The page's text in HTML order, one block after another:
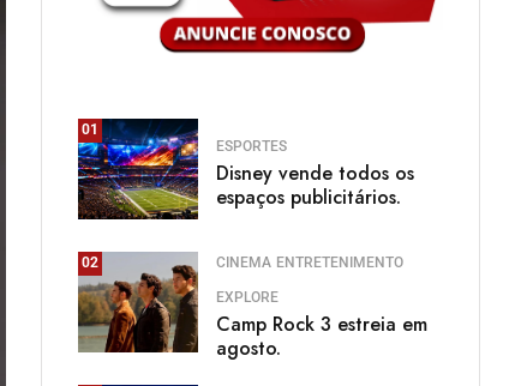
01
ESPORTES
Disney vende todos os
espaços publicitários.
02 CINEMA ENTRETENIMENTO
EXPLORE
Camp Rock 3 estreia em
agosto.